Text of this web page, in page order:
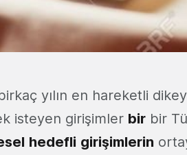
yılın en hareketli
isteyen girişimler bir bir
hedefli girişimlerin